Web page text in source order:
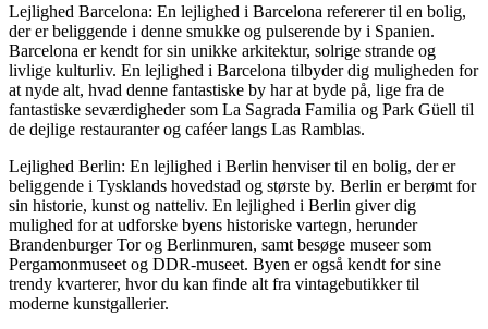
Lejlighed Barcelona: En lejlighed i Barcelona refererer til en bolig,
der er beliggende i denne smukke og pulserende by i Spanien.
Barcelona er kendt for sin unikke arkitektur, solrige strande og
livlige kulturliv. En lejlighed i Barcelona tilbyder dig muligheden for
at nyde alt, hvad denne fantastiske by har at byde på, lige fra de
fantastiske seværdigheder som La Sagrada Familia og Park Güell til
de dejlige restauranter og caféer langs Las Ramblas.
Lejlighed Berlin: En lejlighed i Berlin henviser til en bolig, der er
beliggende i Tysklands hovedstad og største by. Berlin er berømt for
sin historie, kunst og natteliv. En lejlighed i Berlin giver dig
mulighed for at udforske byens historiske vartegn, herunder
Brandenburger Tor og Berlinmuren, samt besøge museer som
Pergamonmuseet og DDR-museet. Byen er også kendt for sine
trendy kvarterer, hvor du kan finde alt fra vintagebutikker til
moderne kunstgallerier.